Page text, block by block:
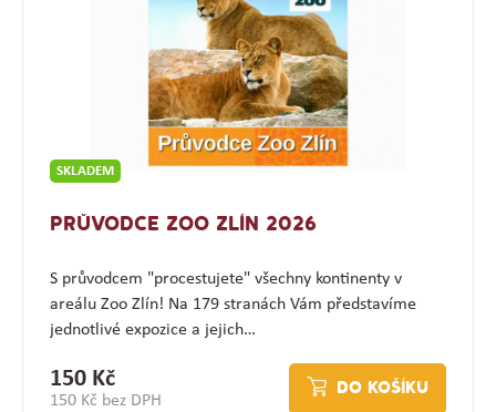
SKLADEM
PRŮVODCE ZOO ZLÍN 2026
S průvodcem "procestujete" všechny kontinenty v
areálu Zoo Zlín! Na 179 stranách Vám představíme
jednotlivé expozice a jejich…
150 Kč
150 Kč bez DPH
DO KOŠÍKU